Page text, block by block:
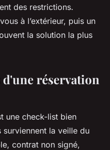
des restrictions.
à l’extérieur, puis un
la solution la plus
réservation
une check-list bien
la veille du
contrat non signé,